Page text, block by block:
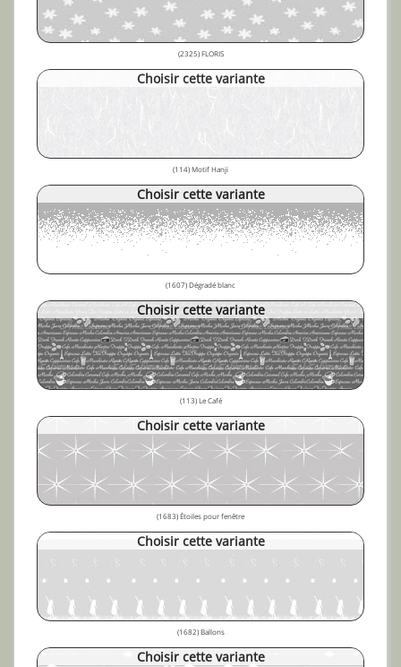
(2325) FLORIS
Choisir cette variante
(114) Motif Hanji
Choisir cette variante
(1607) Dégradé blanc
Choisir cette variante
(113) Le Café
Choisir cette variante
(1683) Étoiles pour fenêtre
Choisir cette variante
(1682) Ballons
Choisir cette variante